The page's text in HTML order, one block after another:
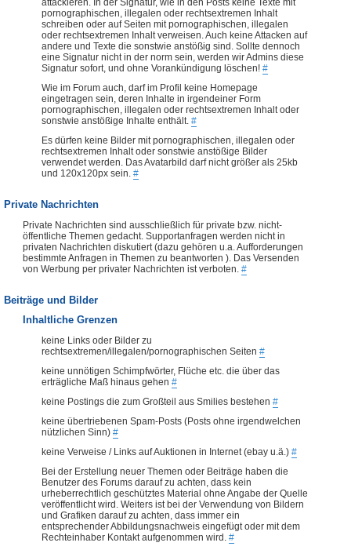
attackieren. In der Signatur, wie in den Posts keine Texte mit
pornographischen, illegalen oder rechtsextremen Inhalt
schreiben oder auf Seiten mit pornographischen, illegalen
oder rechtsextremen Inhalt verweisen. Auch keine Attacken auf
andere und Texte die sonstwie anstößig sind. Sollte dennoch
eine Signatur nicht in der norm sein, werden wir Admins diese
Signatur sofort, und ohne Vorankündigung löschen! #
Wie im Forum auch, darf im Profil keine Homepage
eingetragen sein, deren Inhalte in irgendeiner Form
pornographischen, illegalen oder rechtsextremen Inhalt oder
sonstwie anstößige Inhalte enthält. #
Es dürfen keine Bilder mit pornographischen, illegalen oder
rechtsextremen Inhalt oder sonstwie anstößige Bilder
verwendet werden. Das Avatarbild darf nicht größer als 25kb
und 120x120px sein. #
Private Nachrichten
Private Nachrichten sind ausschließlich für private bzw. nicht-
öffentliche Themen gedacht. Supportanfragen werden nicht in
privaten Nachrichten diskutiert (dazu gehören u.a. Aufforderungen
bestimmte Anfragen in Themen zu beantworten ). Das Versenden
von Werbung per privater Nachrichten ist verboten. #
Beiträge und Bilder
Inhaltliche Grenzen
keine Links oder Bilder zu
rechtsextremen/illegalen/pornographischen Seiten #
keine unnötigen Schimpfwörter, Flüche etc. die über das
erträgliche Maß hinaus gehen #
keine Postings die zum Großteil aus Smilies bestehen #
keine übertriebenen Spam-Posts (Posts ohne irgendwelchen
nützlichen Sinn) #
keine Verweise / Links auf Auktionen in Internet (ebay u.ä.) #
Bei der Erstellung neuer Themen oder Beiträge haben die
Benutzer des Forums darauf zu achten, dass kein
urheberrechtlich geschütztes Material ohne Angabe der Quelle
veröffentlicht wird. Weiters ist bei der Verwendung von Bildern
und Grafiken darauf zu achten, dass immer ein
entsprechender Abbildungsnachweis eingefügt oder mit dem
Rechteinhaber Kontakt aufgenommen wird. #